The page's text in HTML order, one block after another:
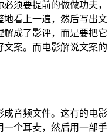
须要提前的做做功夫，
地看上一遍，然后写出文
成了影评，而是要把它
案。而电影解说文案的
成音频文件。这有的电影
一个耳麦，然后用一部手